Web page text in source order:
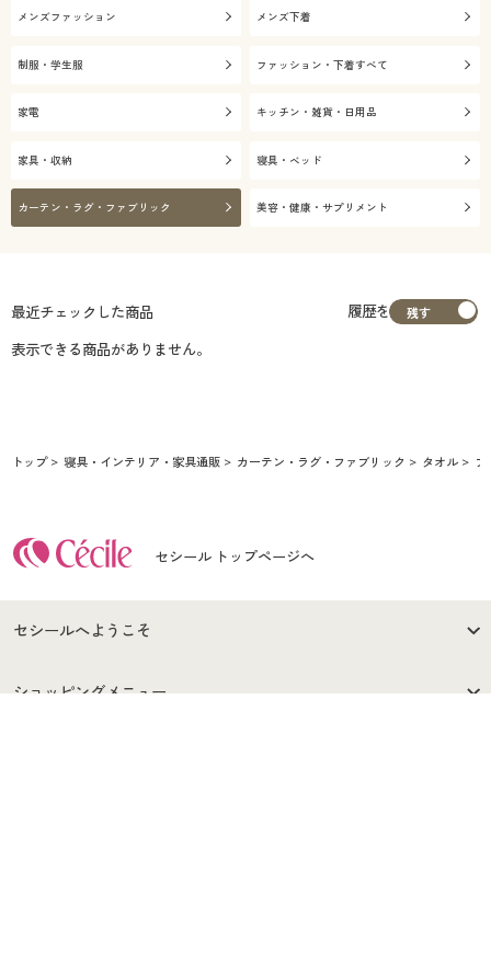
メンズファッション メンズ下着
制服・学生服 ファッション・下着すべて
家電 キッチン・雑貨・日用品
家具・収納 寝具・ベッド
カーテン・ラグ・ファブリック 美容・健康・サプリメント
最近チェックした商品
履歴を
表示できる商品がありません。
トップ 寝具・インテリア・家具通販 カーテン・ラグ・ファブリック タオル フ
セシール トップページへ
セシールへようこそ
はじめての方へ
ショッピングメニュー